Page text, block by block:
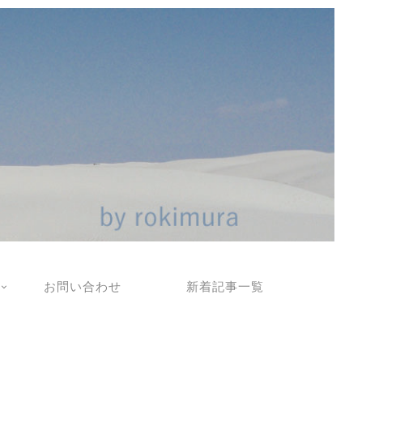
お問い合わせ 新着記事一覧